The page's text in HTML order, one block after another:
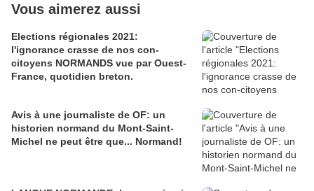
Vous aimerez aussi
Elections régionales 2021:
l'ignorance crasse de nos con-
citoyens NORMANDS vue par Ouest-
France, quotidien breton.
Avis à une journaliste de OF: un
historien normand du Mont-Saint-
Michel ne peut être que... Normand!